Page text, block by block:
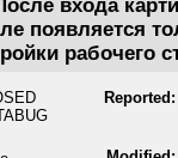
входа
появляется
рабочего
Reported: